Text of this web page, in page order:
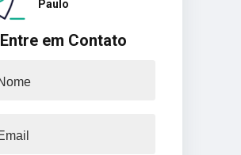
Entre em Contato
Paulo